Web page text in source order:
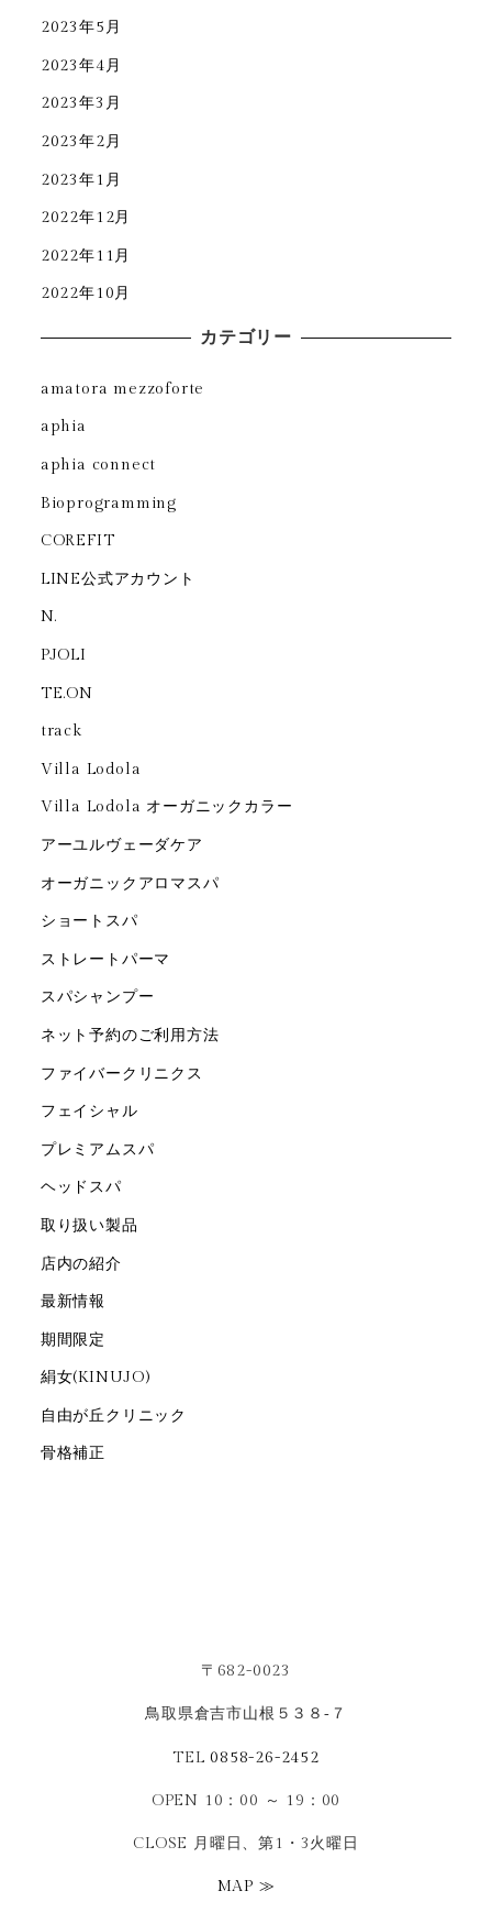
2023年5月
2023年4月
2023年3月
2023年2月
2023年1月
2022年12月
2022年11月
2022年10月
カテゴリー
amatora mezzoforte
aphia
aphia connect
Bioprogramming
COREFIT
LINE公式アカウント
N.
PJOLI
TE.ON
track
Villa Lodola
Villa Lodola オーガニックカラー
アーユルヴェーダケア
オーガニックアロマスパ
ショートスパ
ストレートパーマ
スパシャンプー
ネット予約のご利用方法
ファイバークリニクス
フェイシャル
プレミアムスパ
ヘッドスパ
取り扱い製品
店内の紹介
最新情報
期間限定
絹女(KINUJO)
自由が丘クリニック
骨格補正
〒682-0023
鳥取県倉吉市山根５３８‐７
TEL0858-26-2452
OPEN 10：00 ～ 19：00
CLOSE 月曜日、第1・3火曜日
MAP ≫